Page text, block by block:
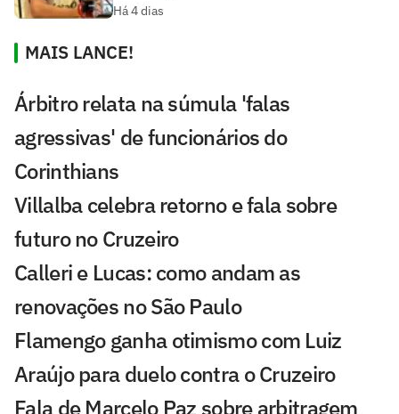
Há 4 dias
MAIS LANCE!
Árbitro relata na súmula 'falas
agressivas' de funcionários do
Corinthians
Villalba celebra retorno e fala sobre
futuro no Cruzeiro
Calleri e Lucas: como andam as
renovações no São Paulo
Flamengo ganha otimismo com Luiz
Araújo para duelo contra o Cruzeiro
Fala de Marcelo Paz sobre arbitragem